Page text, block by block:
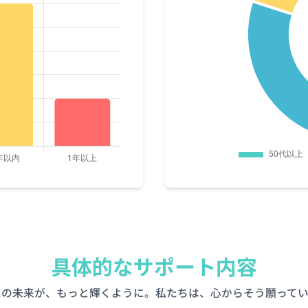
具体的なサポート内容
未来が、もっと輝くように。私たちは、心からそう願って